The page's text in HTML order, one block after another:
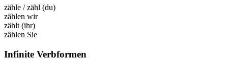
zähle /zähl (du)
zählen wir
zählt (ihr)
zählen Sie
Infinite Verbformen